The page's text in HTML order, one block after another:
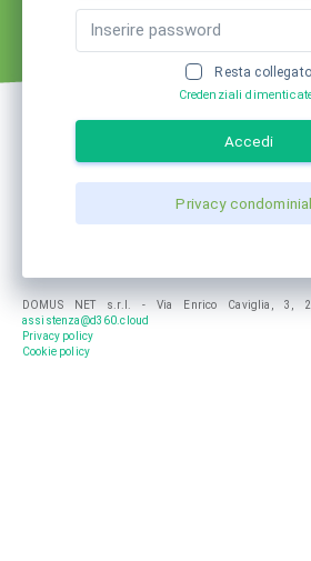
Resta collegato
Credenziali
Accedi
Privacy
DOMUS NET s.r.l. - Via Enrico Caviglia, 3,
assistenza@d360.cloud
Privacy policy
Cookie policy